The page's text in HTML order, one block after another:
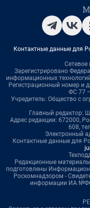
Контактные данные для
Сетевое
Зарегистрировано
информационных
Регистрационный номер и
ФС 77
Учредитель: Общество с
Главный редактор:
Адрес редакции: 672000,
608,
Электронный
Контактные данные для
Редакционные
подготовлены
Роскомнадзором -
информации ИА №ФС